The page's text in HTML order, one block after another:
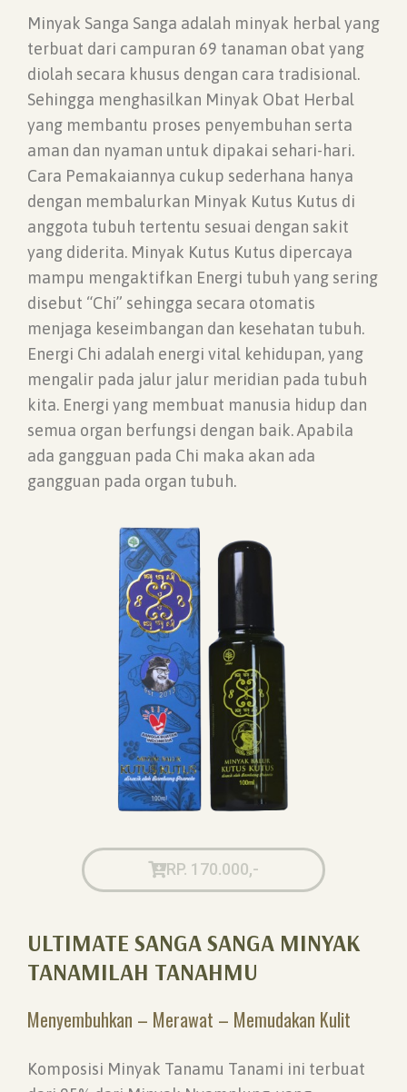
Minyak Sanga Sanga adalah minyak herbal yang
terbuat dari campuran 69 tanaman obat yang
diolah secara khusus dengan cara tradisional.
Sehingga menghasilkan Minyak Obat Herbal
yang membantu proses penyembuhan serta
aman dan nyaman untuk dipakai sehari-hari.
Cara Pemakaiannya cukup sederhana hanya
dengan membalurkan Minyak Kutus Kutus di
anggota tubuh tertentu sesuai dengan sakit
yang diderita. Minyak Kutus Kutus dipercaya
mampu mengaktifkan Energi tubuh yang sering
disebut “Chi” sehingga secara otomatis
menjaga keseimbangan dan kesehatan tubuh.
Energi Chi adalah energi vital kehidupan, yang
mengalir pada jalur jalur meridian pada tubuh
kita. Energi yang membuat manusia hidup dan
semua organ berfungsi dengan baik. Apabila
ada gangguan pada Chi maka akan ada
gangguan pada organ tubuh.
RP. 170.000,-
ULTIMATE SANGA SANGA MINYAK
TANAMILAH TANAHMU
Menyembuhkan – Merawat – Memudakan Kulit
Komposisi Minyak Tanamu Tanami ini terbuat